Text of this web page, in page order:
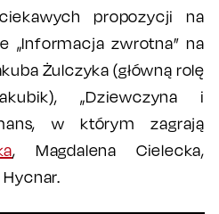
propozycji na
„Informacja zwrotna” na
Żulczyka (główną rolę
„Dziewczyna i
w którym zagrają
, Magdalena Cielecka,